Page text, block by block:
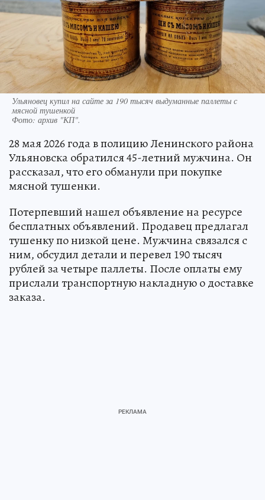
Ульяновец купил на сайте за 190 тысяч выдуманные паллеты с
мясной тушенкой
Фото: архив "КП".
28 мая 2026 года в полицию Ленинского района
Ульяновска обратился 45-летний мужчина. Он
рассказал, что его обманули при покупке
мясной тушенки.
Потерпевший нашел объявление на ресурсе
бесплатных объявлений. Продавец предлагал
тушенку по низкой цене. Мужчина связался с
ним, обсудил детали и перевел 190 тысяч
рублей за четыре паллеты. После оплаты ему
прислали транспортную накладную о доставке
заказа.